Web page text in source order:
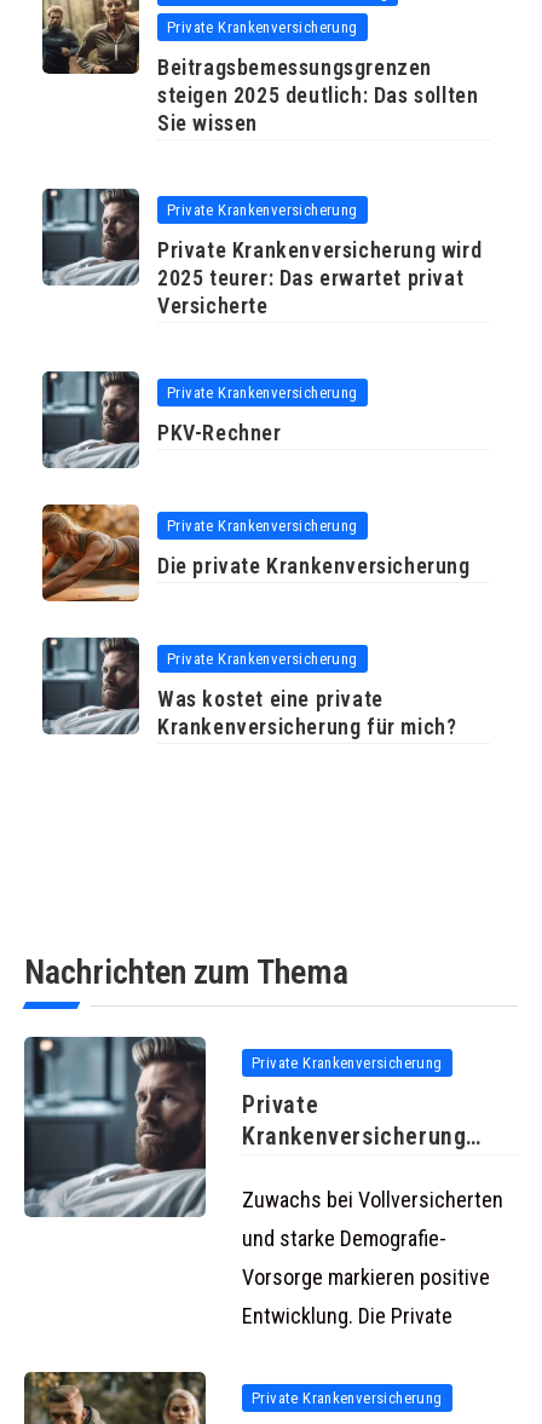
Private Krankenversicherung
Beitragsbemessungsgrenzen
steigen 2025 deutlich: Das sollten
Sie wissen
Private Krankenversicherung
Private Krankenversicherung wird
2025 teurer: Das erwartet privat
Versicherte
Private Krankenversicherung
PKV-Rechner
Private Krankenversicherung
Die private Krankenversicherung
Private Krankenversicherung
Was kostet eine private
Krankenversicherung für mich?
Nachrichten zum Thema
Private Krankenversicherung
Private
Krankenversicherung
stabiles Wachstum in
Zuwachs bei Vollversicherten
und starke Demografie-
Vorsorge markieren positive
Entwicklung. Die Private
Private Krankenversicherung